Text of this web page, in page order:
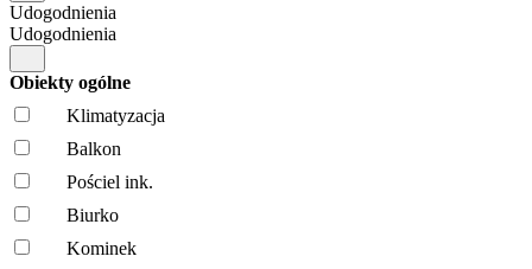
Udogodnienia
Udogodnienia
Obiekty ogólne
Klimatyzacja
Balkon
Pościel ink.
Biurko
Kominek